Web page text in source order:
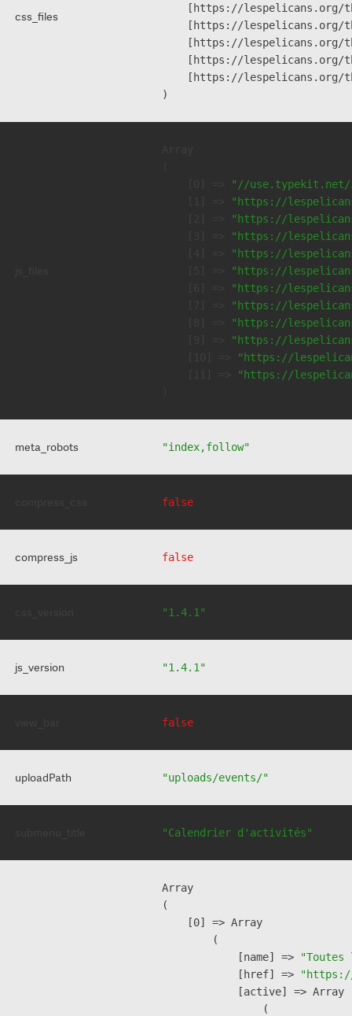
css_files
[https://
[https://
[https://
[https://
[https://
"//
"https://
"https://
"https://
"https://
"https://
"https://
"https://
"https://
"https://
"https://
"https://
meta_robots "index,follow"
false
compress_js false
"1.4.1"
js_version "1.4.1"
false
uploadPath "uploads/events/"
"Calendrier d'activités"
Array
(
    [0] => Array
        (
            [name] =>
            [href] =>
            [active] => Array
                (